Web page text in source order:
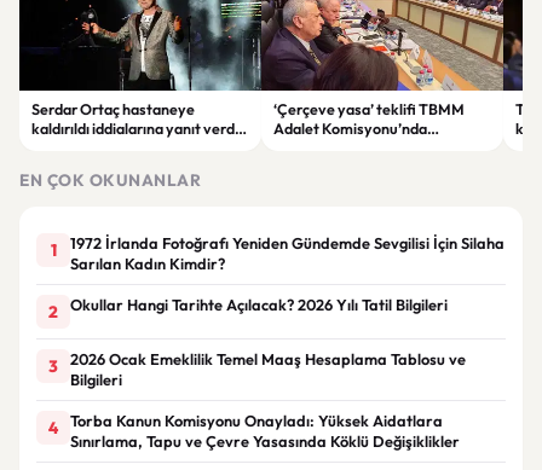
Serdar Ortaç hastaneye
kaldırıldı iddialarına yanıt verdi:
‘Çerçeve yasa’ teklifi TBMM
Adalet Komisyonu’nda
EN ÇOK OKUNANLAR
1
1972 İrlanda Fotoğrafı Yeniden Gündemde Sevgilisi İçin Silaha
Sarılan Kadın Kimdir?
2 Okullar Hangi Tarihte Açılacak? 2026 Yılı Tatil Bilgileri
3
2026 Ocak Emeklilik Temel Maaş Hesaplama Tablosu ve
Bilgileri
4
Torba Kanun Komisyonu Onayladı: Yüksek Aidatlara
Sınırlama, Tapu ve Çevre Yasasında Köklü Değişiklikler